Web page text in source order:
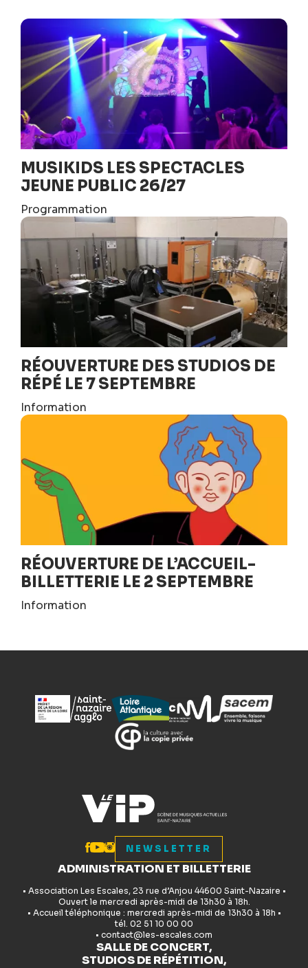
MUSIKIDS LES SPECTACLES
JEUNE PUBLIC 26/27
Programmation
RÉOUVERTURE DES STUDIOS DE
RÉPÉ LE 7 SEPTEMBRE
Information
RÉOUVERTURE DE L’ACCUEIL-
BILLETTERIE LE 2 SEPTEMBRE
Information
NEWSLETTER
ADMINISTRATION ET BILLETTERIE
• Association Les Escales, 23 rue d’Anjou 44600 Saint-Nazaire •
Ouvert le mercredi après-midi de 13h30 à 18h.
• Accueil téléphonique : mercredi après-midi de 13h30 à 18h •
tél. 02 51 10 00 00
• contact@les-escales.com
SALLE DE CONCERT,
STUDIOS DE RÉPÉTITION,